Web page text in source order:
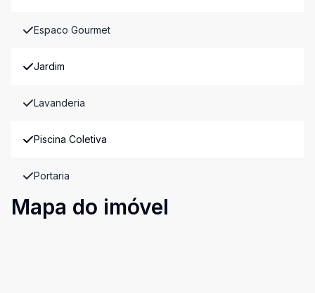
Espaco Gourmet
Jardim
Lavanderia
Piscina Coletiva
Portaria
Mapa do imóvel